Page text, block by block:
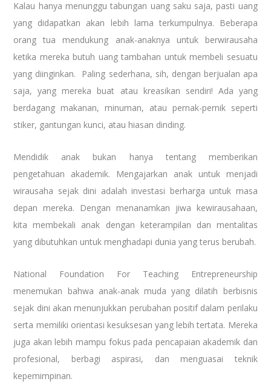
Kalau hanya menunggu tabungan uang saku saja, pasti uang
yang didapatkan akan lebih lama terkumpulnya. Beberapa
orang tua mendukung anak-anaknya untuk berwirausaha
ketika mereka butuh uang tambahan untuk membeli sesuatu
yang diinginkan. Paling sederhana, sih, dengan berjualan apa
saja, yang mereka buat atau kreasikan sendiri! Ada yang
berdagang makanan, minuman, atau pernak-pernik seperti
stiker, gantungan kunci, atau hiasan dinding.
Mendidik anak bukan hanya tentang memberikan
pengetahuan akademik. Mengajarkan anak untuk menjadi
wirausaha sejak dini adalah investasi berharga untuk masa
depan mereka. Dengan menanamkan jiwa kewirausahaan,
kita membekali anak dengan keterampilan dan mentalitas
yang dibutuhkan untuk menghadapi dunia yang terus berubah.
National Foundation For Teaching Entrepreneurship
menemukan bahwa anak-anak muda yang dilatih berbisnis
sejak dini akan menunjukkan perubahan positif dalam perilaku
serta memiliki orientasi kesuksesan yang lebih tertata. Mereka
juga akan lebih mampu fokus pada pencapaian akademik dan
profesional, berbagi aspirasi, dan menguasai teknik
kepemimpinan.